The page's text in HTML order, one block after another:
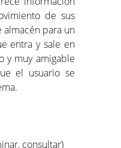
de sus
para un
entra y sale en
y muy amigable
el usuario se
consultar)